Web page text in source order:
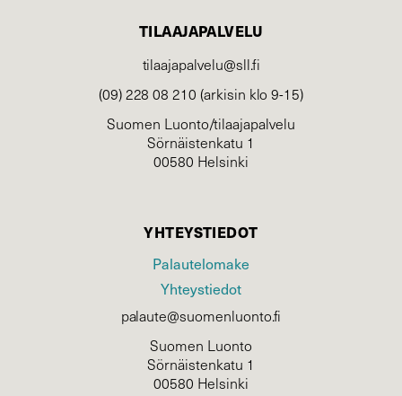
TILAAJAPALVELU
tilaajapalvelu@sll.fi
(09) 228 08 210 (arkisin klo 9-15)
Suomen Luonto/tilaajapalvelu
Sörnäistenkatu 1
00580 Helsinki
YHTEYSTIEDOT
Palautelomake
Yhteystiedot
palaute@suomenluonto.fi
Suomen Luonto
Sörnäistenkatu 1
00580 Helsinki